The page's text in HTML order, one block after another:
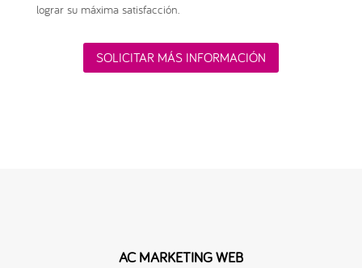
lograr su máxima satisfacción.
SOLICITAR MÁS INFORMACIÓN
AC MARKETING WEB